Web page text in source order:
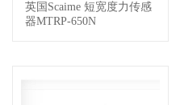
查看详情
英国Scaime 短宽度力传感
器MTRP-650N